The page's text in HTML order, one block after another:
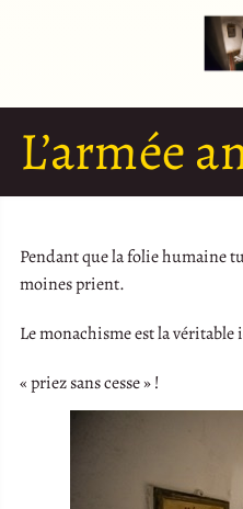
L’armée
Pendant que la folie humaine
moines prient.
Le monachisme est la
« priez sans cesse » !